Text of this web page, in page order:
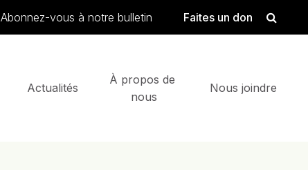
Abonnez-vous à notre bulletin Faites un don
Actualités
À propos de
nous
Nous joindre